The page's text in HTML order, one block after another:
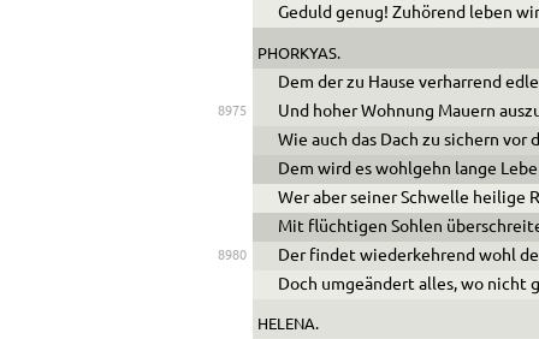
Geduld genug! Zuhörend leben
PHORKYAS.
Dem der zu Hause verharrend
8975
Und hoher Wohnung Mauern
Wie auch das Dach zu sichern vor
Dem wird es wohlgehn lange
Wer aber seiner Schwelle heilige
Mit flüchtigen Sohlen
8980
Der findet wiederkehrend wohl
Doch umgeändert alles, wo nicht
HELENA.